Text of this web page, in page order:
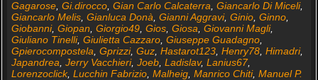
Gagarose, Gi.dirocco, Gian Carlo Calcaterra Giancarlo Di Miceli,
Giancarlo Melis, Gianluca Donà Gianni Aggravi, Ginio, Ginno,
Giobanni, Giopan Giorgio49, Gios, Giosa Giovanni Magli,
Giuliano Tinelli, Giulietta Cazzaro, Giuseppe Guadagno,
Gpierocompostela Gprizzi, Guz, Hastarot123, Henry78, Himadri,
Japandrea Jerry Vacchieri, Joeb, Ladislav, Lanius67,
Lorenzoclick, Lucchin Fabrizio, Malheig, Manrico Chiti, Manuel P.